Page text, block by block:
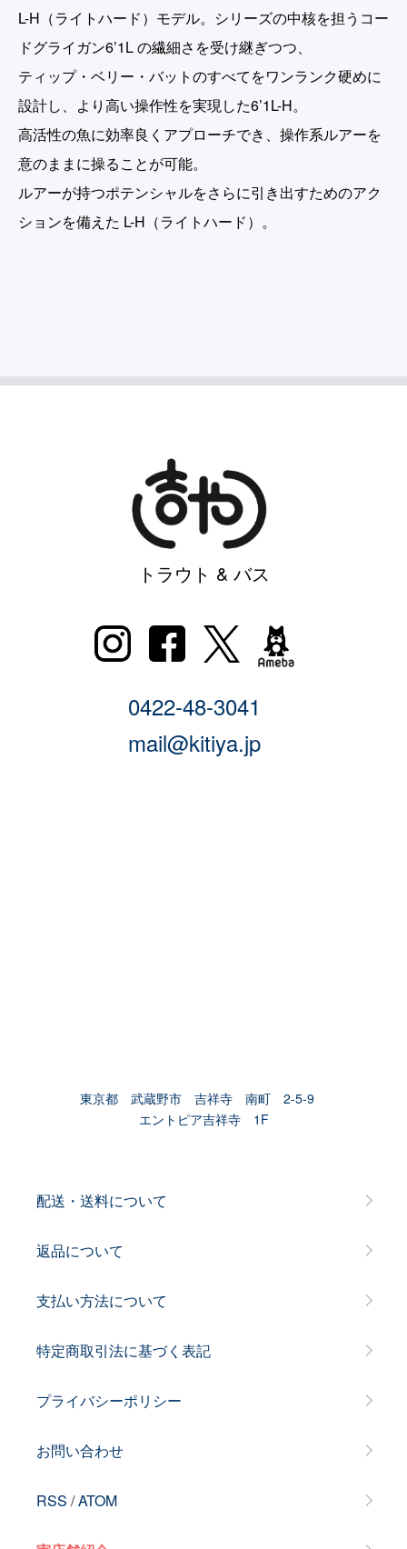
L-H（ライトハード）モデル。シリーズの中核を担うコー
ドグライガン6’1L の繊細さを受け継ぎつつ、
ティップ・ベリー・バットのすべてをワンランク硬めに
設計し、より高い操作性を実現した6’1L-H。
高活性の魚に効率良くアプローチでき、操作系ルアーを
意のままに操ることが可能。
ルアーが持つポテンシャルをさらに引き出すためのアク
ションを備えた L-H（ライトハード）。
トラウト & バス
0422-48-3041
mail@kitiya.jp
東京都 武蔵野市 吉祥寺 南町 2-5-9
エントピア吉祥寺 1F
配送・送料について
返品について
支払い方法について
特定商取引法に基づく表記
プライバシーポリシー
お問い合わせ
RSS /ATOM